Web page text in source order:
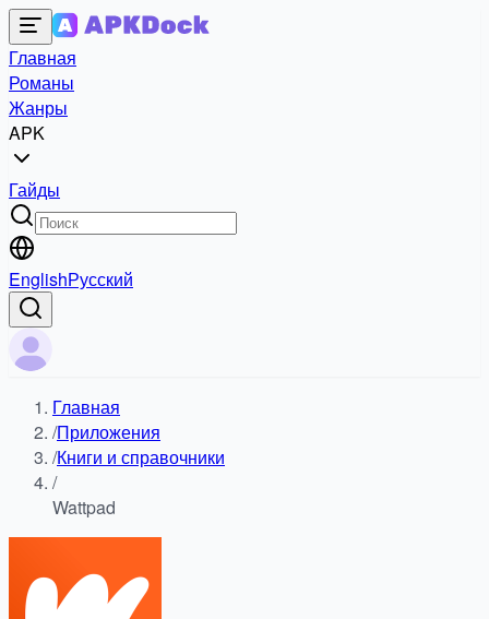
Главная
Романы
Жанры
APK
Гайды
EnglishРусский
Главная
/Приложения
/Книги и справочники
/
Wattpad